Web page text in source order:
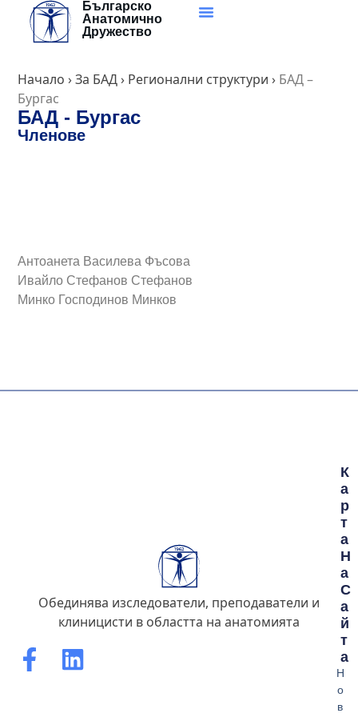
content
Българско
Анатомично
Дружество
Начало ›За БАД› Регионални структури › БАД –
Бургас
БАД - Бургас
Членове
Антоанета Василева Фъсова
Ивайло Стефанов Стефанов
Минко Господинов Минков
Обединява изследователи, преподаватели и
клиницисти в областта на анатомията
К
А
Р
Т
А
Н
А
С
А
Й
Т
А
Н
о
в